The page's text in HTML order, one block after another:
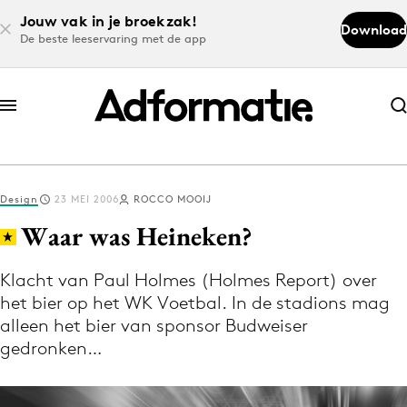
Jouw vak in je broekzak!
De beste leeservaring met de app
Download
Abonneer nu
Abonneer nu
Log in
Download de app
Volg het laatste nieuws via de Adformatie
Nieuws app
Design 23 MEI 2006 ROCCO MOOIJ
Waar was Heineken?
Klacht van Paul Holmes (Holmes Report) over
het bier op het WK Voetbal. In de stadions mag
alleen het bier van sponsor Budweiser
gedronken…